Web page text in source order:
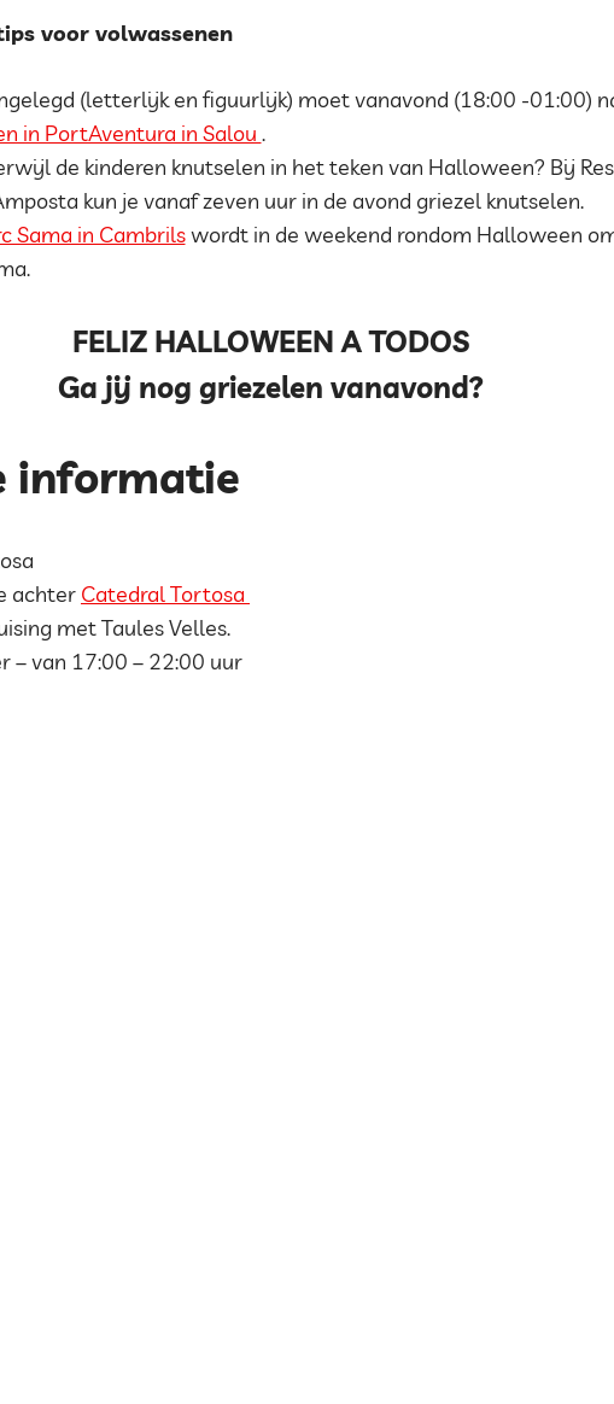
voor volwassenen
(letterlijk en figuurlijk) moet vanavond (18:00 -01:00)
in PortAventura in Salou .
de kinderen knutselen in het teken van Halloween? Bij
kun je vanaf zeven uur in de avond griezel knutselen.
Sama in Cambrilswordt in de weekend rondom Halloween
FELIZ HALLOWEEN A TODOS
Ga jij nog griezelen vanavond?
informatie
achter Catedral Tortosa
met Taules Velles.
– van 17:00 – 22:00 uur